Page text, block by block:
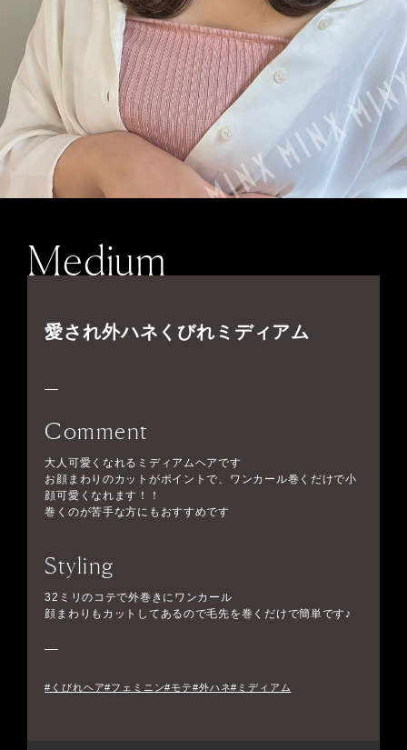
Medium
愛され外ハネくびれミディアム
Comment
大人可愛くなれるミディアムヘアです
お顔まわりのカットがポイントで、ワンカール巻くだけで小
顔可愛くなれます！！
巻くのが苦手な方にもおすすめです
Styling
32ミリのコテで外巻きにワンカール
顔まわりもカットしてあるので毛先を巻くだけで簡単です♪
#くびれヘア#フェミニン#モテ#外ハネ#ミディアム